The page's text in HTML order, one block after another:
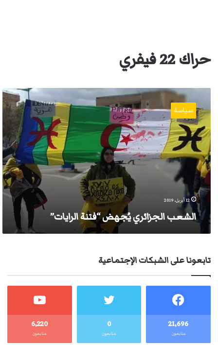
حراك 22 فيفري
الجزائري
يُجهض
“فتنة
الرايات”
سياسة
12 أبريل، 2019
الشعب الجزائري يُجهض “فتنة الرايات”
تابعونا على الشبكات الإجتماعية
21٬696
متابعون
0
متابعون
6٬220
متابعون